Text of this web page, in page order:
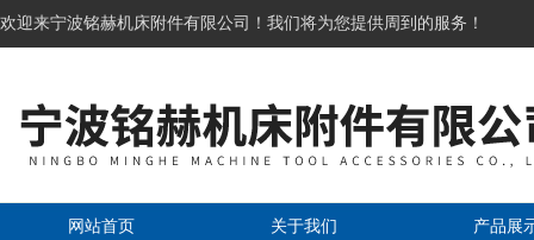
欢迎来宁波铭赫机床附件有限公司！我们将为您提供周到的服务！
网站首页 关于我们 产品展